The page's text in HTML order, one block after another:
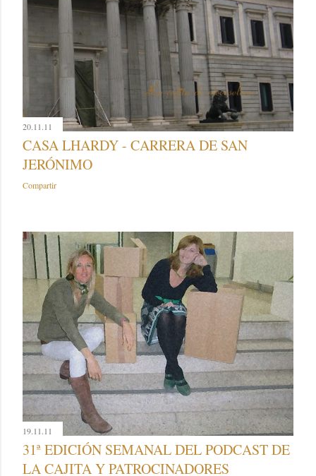
20.11.11
CASA LHARDY - CARRERA DE SAN
JERÓNIMO
Compartir
19.11.11
31ª EDICIÓN SEMANAL DEL PODCAST DE
LA CAJITA Y PATROCINADORES